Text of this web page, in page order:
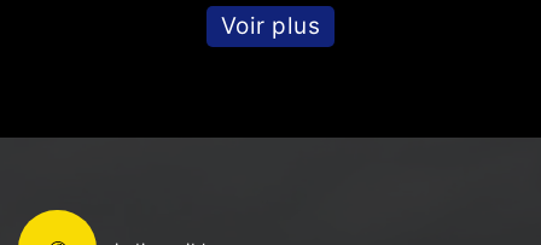
Voir plus